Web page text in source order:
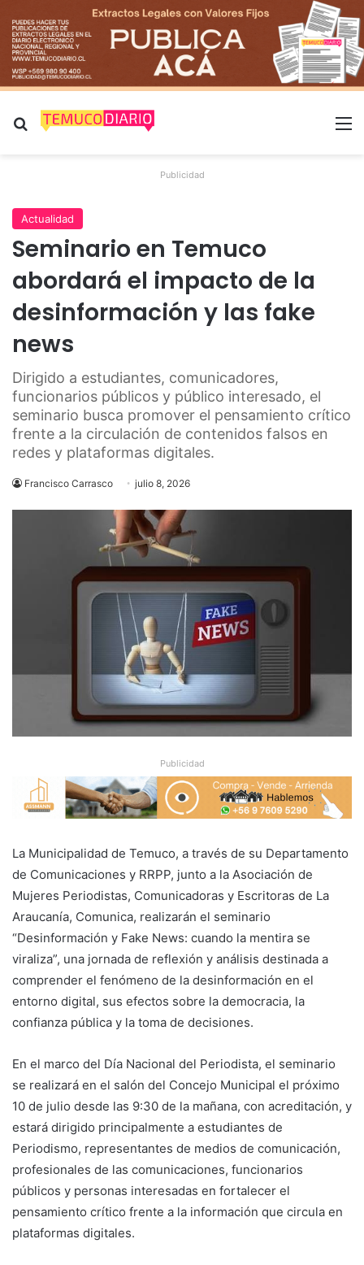
Buscar por
Publicidad
Actualidad
Seminario en Temuco
abordará el impacto de la
desinformación y las fake
news
Dirigido a estudiantes, comunicadores,
funcionarios públicos y público interesado, el
seminario busca promover el pensamiento crítico
frente a la circulación de contenidos falsos en
redes y plataformas digitales.
Francisco Carrasco julio 8, 2026
Publicidad
La Municipalidad de Temuco, a través de su Departamento
de Comunicaciones y RRPP, junto a la Asociación de
Mujeres Periodistas, Comunicadoras y Escritoras de La
Araucanía, Comunica, realizarán el seminario
“Desinformación y Fake News: cuando la mentira se
viraliza”, una jornada de reflexión y análisis destinada a
comprender el fenómeno de la desinformación en el
entorno digital, sus efectos sobre la democracia, la
confianza pública y la toma de decisiones.
En el marco del Día Nacional del Periodista, el seminario
se realizará en el salón del Concejo Municipal el próximo
10 de julio desde las 9:30 de la mañana, con acreditación, y
estará dirigido principalmente a estudiantes de
Periodismo, representantes de medios de comunicación,
profesionales de las comunicaciones, funcionarios
públicos y personas interesadas en fortalecer el
pensamiento crítico frente a la información que circula en
plataformas digitales.